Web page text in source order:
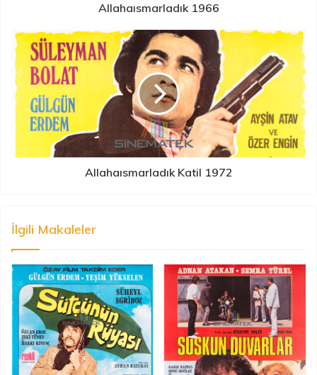
Allahaısmarladık 1966
Allahaısmarladık Katil 1972
İlgili Makaleler